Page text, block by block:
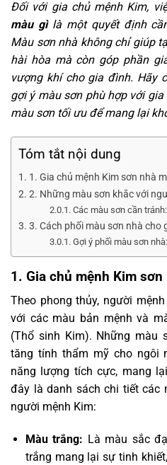
Đối với gia chủ mệnh Kim,
màu gìlà một quyết định
Màu sơn nhà không chỉ giúp
hài hòa mà còn góp phần
vượng khí cho gia đình. Hãy
gợi ý màu sơn phù hợp với
màu sơn tối ưu để mang lại
Tóm tắt nội dung
1. Gia chủ mệnh Kim sơn nhà
2. Những màu sơn khắc với
Các màu sơn cần tránh:
3. Cách phối màu sơn nhà cho
Gợi ý phối màu sơn nhà:
1. Gia chủ mệnh Kim sơn
Theo phong thủy, người
với các màu bản mệnh và
(Thổ sinh Kim). Những màu
tăng tính thẩm mỹ cho ngôi
năng lượng tích cực, mang
đây là danh sách chi tiết các
người mệnh Kim:
Màu trắng: Là màu sắc
trắng mang lại sự tinh